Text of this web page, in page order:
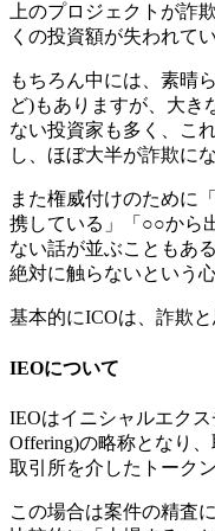
上のプロジェクトが詐
くの投資額が失われて
もちろん中には、素晴
ど)もありますが、大き
ない投資家も多く、こ
し、ほぼ大半が詐欺に
また権威付けのために
携している」「○○から
ない話が並ぶこともあ
絶対に触らないという
基本的にICOは、詐欺
IEOについて
IEOはイニシャルエク
Offering)の略称となり
取引所を介したトーク
この場合は案件の精査